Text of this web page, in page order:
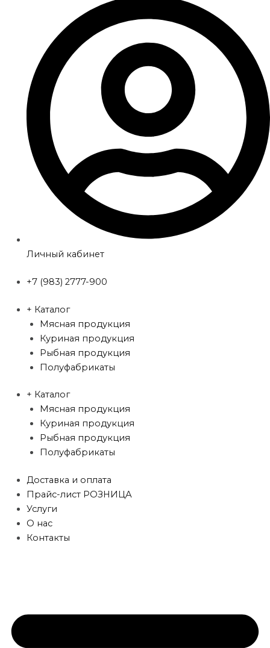
Личный кабинет
+7 (983) 2777-900
+ Каталог
Мясная продукция
Куриная продукция
Рыбная продукция
Полуфабрикаты
+ Каталог
Мясная продукция
Куриная продукция
Рыбная продукция
Полуфабрикаты
Доставка и оплата
Прайс-лист РОЗНИЦА
Услуги
О нас
Контакты